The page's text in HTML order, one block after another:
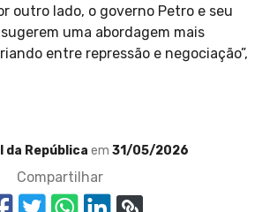
outro lado, o governo Petro e seu
uma abordagem mais
entre repressão e negociação”,
da República em 31/05/2026
Compartilhar